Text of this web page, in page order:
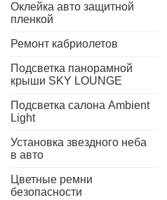
Оклейка авто защитной
пленкой
Ремонт кабриолетов
Подсветка панорамной
крыши SKY LOUNGE
Подсветка салона Ambient
Light
Установка звездного неба
в авто
Цветные ремни
безопасности